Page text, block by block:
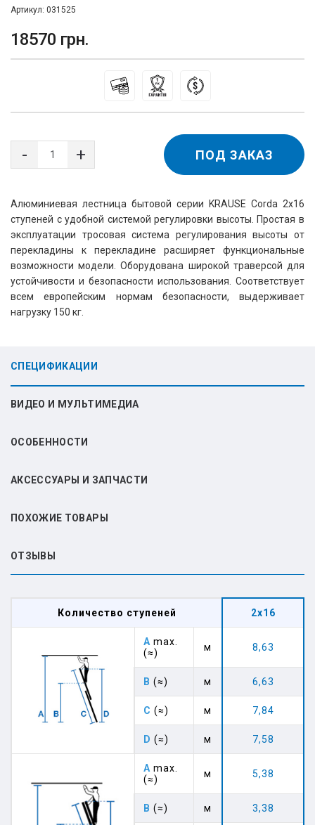
Артикул: 031525
18570 грн.
Алюминиевая лестница бытовой серии KRAUSE Corda 2x16
ступеней с удобной системой регулировки высоты. Простая в
эксплуатации тросовая система регулирования высоты от
перекладины к перекладине расширяет функциональные
возможности модели. Оборудована широкой траверсой для
устойчивости и безопасности использования. Соответствует
всем европейским нормам безопасности, выдерживает
нагрузку 150 кг.
ПОД ЗАКАЗ
СПЕЦИФИКАЦИИ
ВИДЕО И МУЛЬТИМЕДИА
ОСОБЕННОСТИ
АКСЕССУАРЫ И ЗАПЧАСТИ
ПОХОЖИЕ ТОВАРЫ
ОТЗЫВЫ
Количество ступеней 2x16
A max.
(≈)
м 8,63
B (≈) м 6,63
C (≈) м 7,84
D (≈) м 7,58
A max.
(≈)
м 5,38
B (≈) м 3,38